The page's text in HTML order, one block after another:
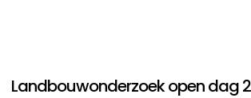
Landbouwonderzoek open dag